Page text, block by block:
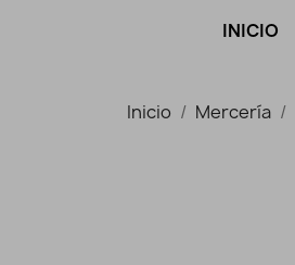
INICIO
Inicio Mercería